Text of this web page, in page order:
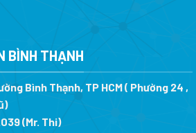
BÌNH THẠNH
Bình Thạnh, TP HCM ( Phường 24 ,
(Mr. Thi)